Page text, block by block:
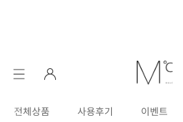
전체상품 사용후기 이벤트